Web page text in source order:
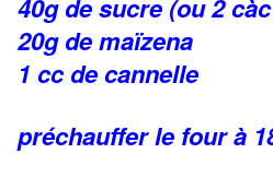
40g de sucre (ou 2
20g de maïzena
1 cc de cannelle
préchauffer le four à